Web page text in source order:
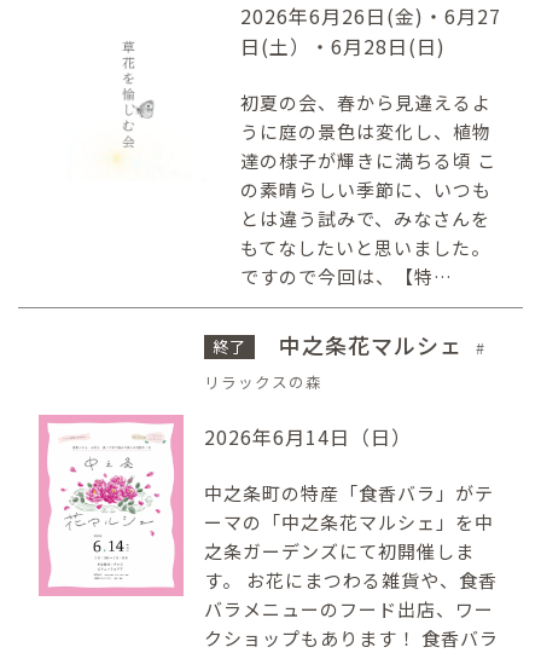
2026年6月26日(金)・6月27
日(土）・6月28日(日)
初夏の会、春から見違えるよ
うに庭の景色は変化し、植物
達の様子が輝きに満ちる頃 こ
の素晴らしい季節に、いつも
とは違う試みで、みなさんを
もてなしたいと思いました。
ですので今回は、【特…
終了 中之条花マルシェ
リラックスの森
2026年6月14日（日）
中之条町の特産「食香バラ」がテ
ーマの「中之条花マルシェ」を中
之条ガーデンズにて初開催しま
す。 お花にまつわる雑貨や、食香
バラメニューのフード出店、ワー
クショップもあります！ 食香バラ